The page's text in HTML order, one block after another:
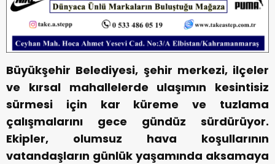
Büyükşehir Belediyesi, şehir merkezi, ilçeler
ve kırsal mahallelerde ulaşımın kesintisiz
sürmesi için kar küreme ve tuzlama
çalışmalarını gece gündüz sürdürüyor.
Ekipler, olumsuz hava koşullarının
vatandaşların günlük yaşamında aksamaya